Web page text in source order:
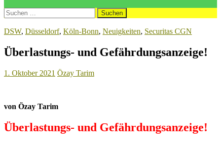
Suchen
nach:
DSW, Düsseldorf, Köln-Bonn, Neuigkeiten, Securitas CGN
Überlastungs- und Gefährdungsanzeige!
1. Oktober 2021 Özay Tarim
von Özay Tarim
Überlastungs- und Gefährdungsanzeige!